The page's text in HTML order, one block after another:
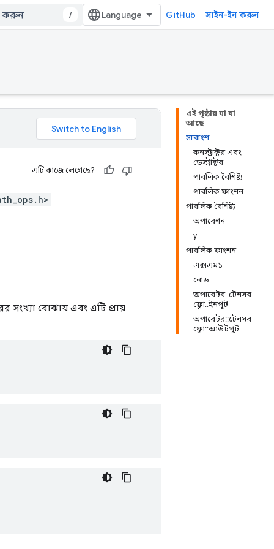
/ GitHub সাইন-ইন করুন
এই পৃষ্ঠায় যা যা
আছে
সারাংশ
কনস্ট্রাক্টর এবং
ডেস্ট্রাক্টর
পাবলিক বৈশিষ্ট্য
পাবলিক ফাংশন
পাবলিক বৈশিষ্ট্য
অপারেশন
y
পাবলিক ফাংশন
এক্সএম১
নোড
অপারেটর::টেনসর
ফ্লো::ইনপুট
অপারেটর::টেনসর
ফ্লো::আউটপুট
এটি কাজে লেগেছে?
সংখ্যা বোঝায় এবং এটি প্রায়